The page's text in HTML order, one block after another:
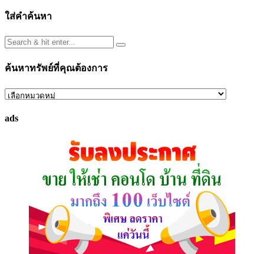
ใส่คำค้นหา
ค้นหาทรัพย์ที่คุณต้องการ
ค้นหา
ที่
ads